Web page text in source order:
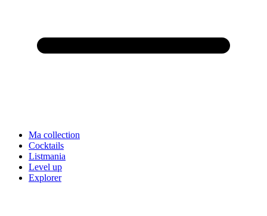
Ma collection
Cocktails
Listmania
Level up
Explorer